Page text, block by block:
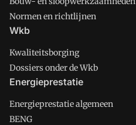
Normen en richtlijnen
Wkb
Kwaliteitsborging
Dossiers onder de Wkb
Energieprestatie
Energieprestatie algemeen
BENG